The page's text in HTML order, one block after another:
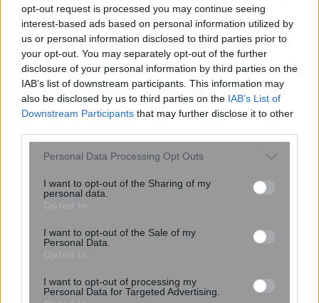
opt-out request is processed you may continue seeing
interest-based ads based on personal information utilized by
us or personal information disclosed to third parties prior to
your opt-out. You may separately opt-out of the further
disclosure of your personal information by third parties on the
IAB’s list of downstream participants. This information may
also be disclosed by us to third parties on the IAB’s List of
Downstream Participants that may further disclose it to other
Please note that this website/app uses one or more Google
not limited to your visit or usage behaviour. You may click to
grant or deny consent to Google and its third-party tags to
consent section.
Personal Data Processing Opt Outs
I want to opt-out of the Sharing of my
personal data.
I want to opt-out of the Sale of my
Personal Data.
I want to opt-out of processing my
Personal Data for Targeted Advertising.
Γιάννης Στάνκογλου: Η νοσταλγική
χρόνια που μοιράστηκε στο Instagram